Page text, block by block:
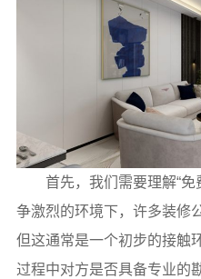
首先，我们需要理解“
争激烈的环境下，许多装修
但这通常是一个初步的接触
过程中对方是否具备专业的